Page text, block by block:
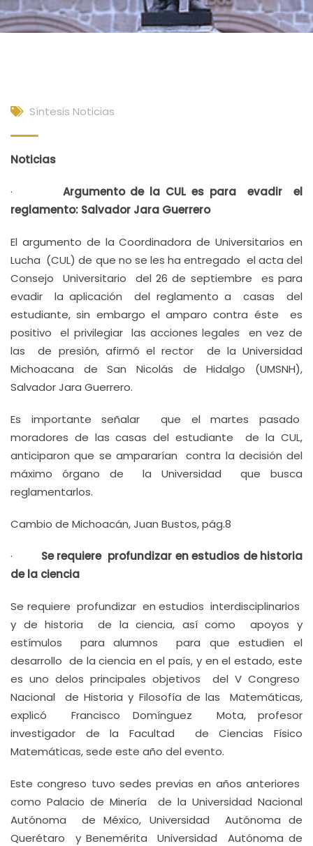
Síntesis Noticias
Noticias
· Argumento de la CUL es para evadir el
reglamento: Salvador Jara Guerrero
El argumento de la Coordinadora de Universitarios en
Lucha (CUL) de que no se les ha entregado el acta del
Consejo Universitario del 26 de septiembre es para
evadir la aplicación del reglamento a casas del
estudiante, sin embargo el amparo contra éste es
positivo el privilegiar las acciones legales en vez de
las de presión, afirmó el rector de la Universidad
Michoacana de San Nicolás de Hidalgo (UMSNH),
Salvador Jara Guerrero.
Es importante señalar que el martes pasado
moradores de las casas del estudiante de la CUL,
anticiparon que se ampararían contra la decisión del
máximo órgano de la Universidad que busca
reglamentarlos.
Cambio de Michoacán, Juan Bustos, pág.8
· Se requiere profundizar en estudios de historia
de la ciencia
Se requiere profundizar en estudios interdisciplinarios
y de historia de la ciencia, así como apoyos y
estímulos para alumnos para que estudien el
desarrollo de la ciencia en el país, y en el estado, este
es uno delos principales objetivos del V Congreso
Nacional de Historia y Filosofía de las Matemáticas,
explicó Francisco Domínguez Mota, profesor
investigador de la Facultad de Ciencias Físico
Matemáticas, sede este año del evento.
Este congreso tuvo sedes previas en años anteriores
como Palacio de Minería de la Universidad Nacional
Autónoma de México, Universidad Autónoma de
Querétaro y Benemérita Universidad Autónoma de